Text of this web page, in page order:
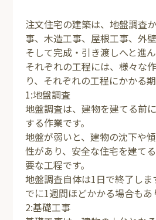
注文住宅の建築は、地盤調査
事、木造工事、屋根工事、外
そして完成・引き渡しへと進ん
それぞれの工程には、様々な
り、それぞれの工程にかかる
1:地盤調査
地盤調査は、建物を建てる前
する作業です。
地盤が弱いと、建物の沈下や
性があり、安全な住宅を建て
要な工程です。
地盤調査自体は1日で終了し
でに1週間ほどかかる場合もあ
2:基礎工事